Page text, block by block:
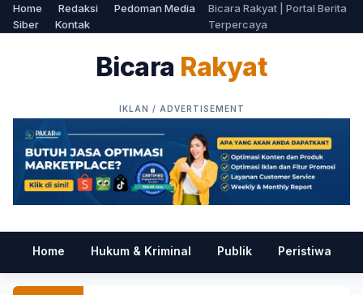
Home Redaksi
Pedoman Media
Siber
Kontak
Bicara Rakyat | Portal Berita
Terpercaya
Bicara Rakyat
Home Hukum & Kriminal Publik Peristiwa